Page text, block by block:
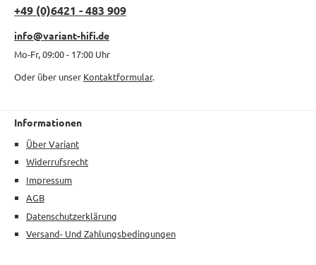
+49 (0)6421 - 483 909
info@variant-hifi.de
Mo-Fr, 09:00 - 17:00 Uhr
Oder über unser Kontaktformular.
Informationen
Über Variant
Widerrufsrecht
Impressum
AGB
Datenschutzerklärung
Versand- Und Zahlungsbedingungen